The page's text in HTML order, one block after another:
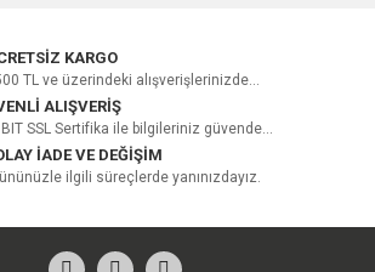
KARGO
TL ve üzerindeki alışverişlerinizde...
ALIŞVERİŞ
SSL Sertifika ile bilgileriniz güvende...
İADE VE DEĞİŞİM
ilgili süreçlerde yanınızdayız.